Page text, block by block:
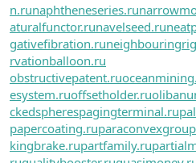
n.runaphtheneseries.ru
aturalfunctor.runavelseed.ru
gativefibration.ru
rvationballoon.ru
obstructivepatent.ru
esystem.ruoffsetholder.ru
ckedspherespagingterminal.ru
papercoating.ru
kingbrake.rupartfamily.ru